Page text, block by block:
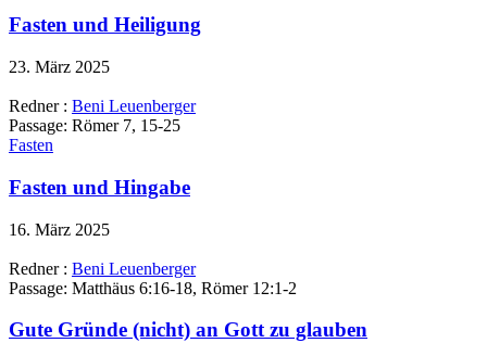
Fasten und Heiligung
23. März 2025
Redner : Beni Leuenberger
Passage: Römer 7, 15-25
Fasten
Fasten und Hingabe
16. März 2025
Redner : Beni Leuenberger
Passage: Matthäus 6:16-18, Römer 12:1-2
Gute Gründe (nicht) an Gott zu glauben